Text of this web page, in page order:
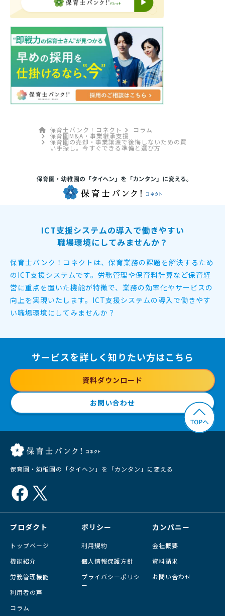
保育士バンク！コネクト コラム
保育園M&A・事業継承支援
保育園の売却・事業譲渡で後悔しないための買
い手探し。今すぐできる準備と選び方
ICT支援システムの導入で働きやすい
職場環境にしてみませんか？
保育士バンク！コネクトは、保育業務の課題を解決するため
のICT支援システムです。 労務管理や保育料計算など保育経
営に重点を置いた機能が特徴で、 業務の効率化やサービスの
向上を実現いたします。 ICT支援システムの導入で働きやす
い職場環境にしてみませんか？
サービスを詳しく知りたい方はこちら
資料ダウンロード
お問い合わせ
保育園・幼稚園の「タイヘン」を「カンタン」に変える
プロダクト
トップページ
機能紹介
労務管理機能
利用者の声
コラム
ポリシー
利用規約
個人情報保護方針
プライバシーポリシ
ー
カンパニー
会社概要
資料請求
お問い合わせ